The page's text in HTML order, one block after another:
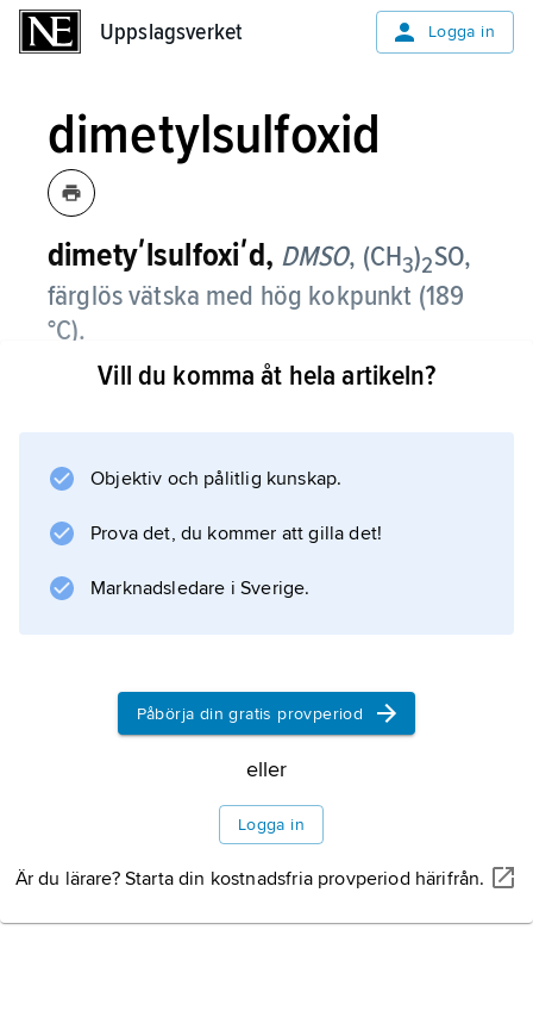
Uppslagsverket Logga in
dimetylsulfoxid
dimetyʹlsulfoxiʹd, DMSO, (CH3)2SO,
färglös vätska med hög kokpunkt (189
°C).
Den är ett mycket bra lösningsmedel för
dimetylformamid. Den har viss
huden.
Vill du komma åt hela artikeln?
Objektiv och pålitlig kunskap.
Prova det, du kommer att gilla det!
Marknadsledare i Sverige.
Påbörja din gratis provperiod
eller
Logga in
Är du lärare? Starta din kostnadsfria provperiod härifrån.